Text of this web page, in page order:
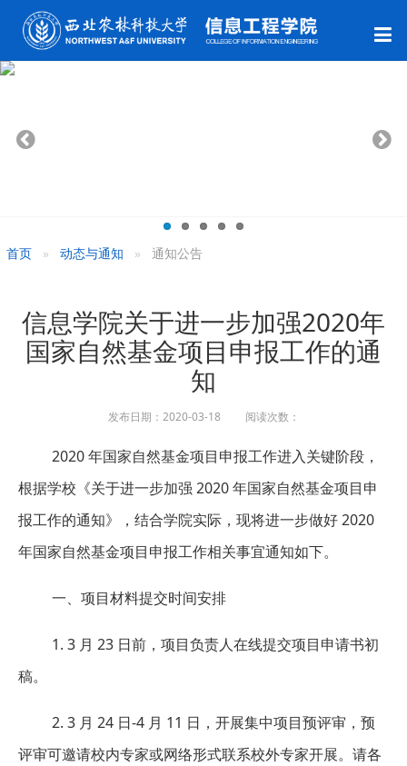
首页 动态与通知 通知公告
信息学院关于进一步加强2020年
国家自然基金项目申报工作的通
知
发布日期：2020-03-18 阅读次数：
2020 年国家自然基金项目申报工作进入关键阶段，
根据学校《关于进一步加强 2020 年国家自然基金项目申
报工作的通知》，结合学院实际，现将进一步做好 2020
年国家自然基金项目申报工作相关事宜通知如下。
一、项目材料提交时间安排
1. 3 月 23 日前，项目负责人在线提交项目申请书初
稿。
2. 3 月 24 日-4 月 11 日，开展集中项目预评审，预
评审可邀请校内专家或网络形式联系校外专家开展。请各